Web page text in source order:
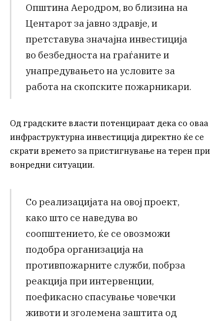
Општина Аеродром, во близина на
Центарот за јавно здравје, и
претставува значајна инвестиција
во безбедноста на граѓаните и
унапредувањето на условите за
работа на скопските пожарникари.
Од градските власти потенцираат дека со оваа
инфраструктурна инвестиција директно ќе се
скрати времето за пристигнување на терен при
вонредни ситуации.
Со реализацијата на овој проект,
како што се наведува во
соопштението, ќе се овозможи
подобра организација на
противпожарните служби, побрза
реакција при интервенции,
поефикасно спасување човечки
животи и зголемена заштита од